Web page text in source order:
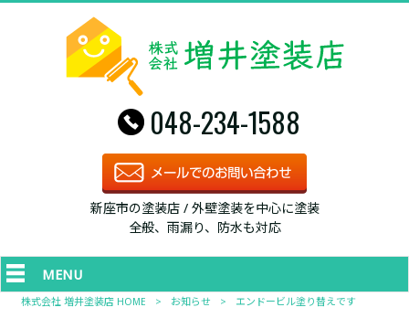
048-234-1588
新座市の塗装店 / 外壁塗装を中心に塗装
全般、雨漏り、防水も対応
MENU
株式会社 増井塗装店 HOME > お知らせ > エンドービル塗り替えです